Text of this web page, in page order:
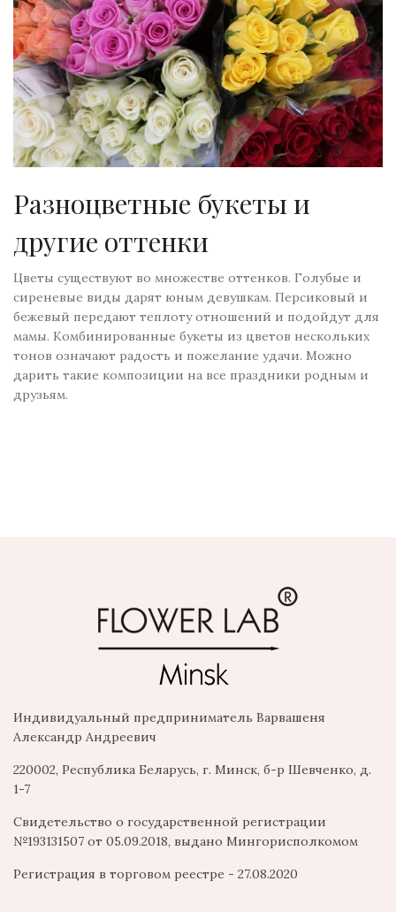
Разноцветные букеты и
другие оттенки
Цветы существуют во множестве оттенков. Голубые и
сиреневые виды дарят юным девушкам. Персиковый и
бежевый передают теплоту отношений и подойдут для
мамы. Комбинированные букеты из цветов нескольких
тонов означают радость и пожелание удачи. Можно
дарить такие композиции на все праздники родным и
друзьям.
Индивидуальный предприниматель Варвашеня
Александр Андреевич
220002, Республика Беларусь, г. Минск, б-р Шевченко, д.
1-7
Свидетельство о государственной регистрации
№193131507 от 05.09.2018, выдано Мингорисполкомом
Регистрация в торговом реестре - 27.08.2020